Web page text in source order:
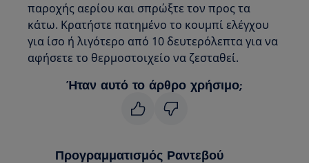
παροχής αερίου και σπρώξτε τον προς τα
κάτω. Κρατήστε πατημένο το κουμπί ελέγχου
για ίσο ή λιγότερο από 10 δευτερόλεπτα για να
αφήσετε το θερμοστοιχείο να ζεσταθεί.
Ήταν αυτό το άρθρο χρήσιμο;
Προγραμματισμός Ραντεβού